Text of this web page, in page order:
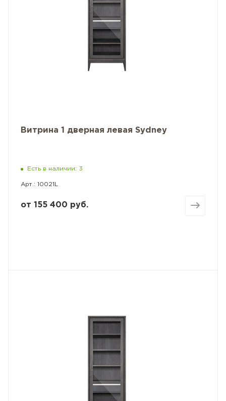
Витрина 1 дверная левая Sydney
Есть в наличии: 3
Арт.: 10021L
от 155 400 руб.